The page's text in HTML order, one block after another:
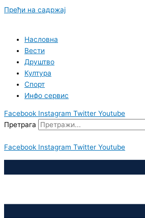
Пређи на садржај
Насловна
Вести
Друштво
Култура
Спорт
Инфо сервис
Facebook Instagram Twitter Youtube
Претрага
Facebook Instagram Twitter Youtube